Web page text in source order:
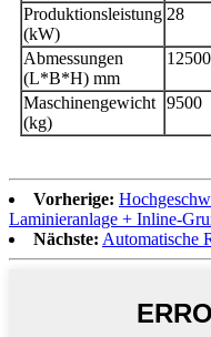
Produktionsleistung
(kW)
28
Abmessungen
(L*B*H) mm
Maschinengewicht
(kg)
9500
Vorherige:
Laminieranlage + Inline-
Nächste: Automatische